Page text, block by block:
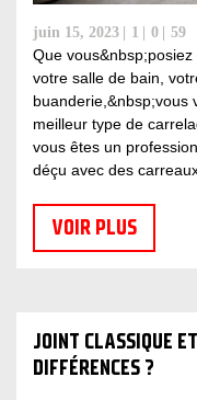
juin 15, 2023 1 0 59
Que
votre salle de bain,
buanderie,&nbsp;vous
meilleur type de
vous êtes un
déçu avec des
VOIR PLUS
JOINT CLASSIQUE
DIFFÉRENCES ?